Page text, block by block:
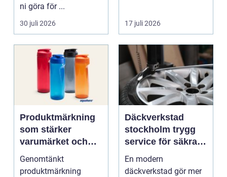
ni göra för ...
30 juli 2026 17 juli 2026
Produktmärkning
som stärker
varumärket och
förenklar vardagen
Genomtänkt
produktmärkning
Däckverkstad
stockholm trygg
service för säkra
mil året runt
En modern
däckverkstad gör mer